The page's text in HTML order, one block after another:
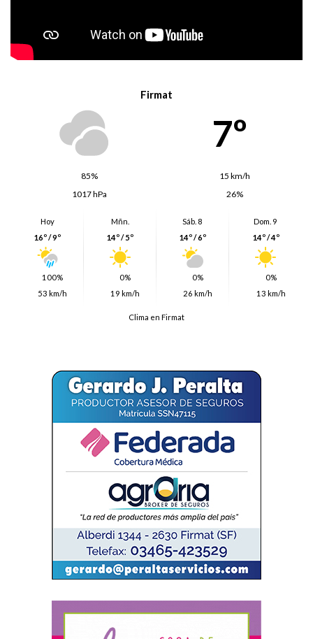
Firmat
7º
85%
15 km/h
1017 hPa
26%
Hoy
16º / 9º
100%
53 km/h
Mñn.
14º / 5º
0%
19 km/h
Sáb. 8
14º / 6º
0%
26 km/h
Dom. 9
14º / 4º
0%
13 km/h
Clima en Firmat